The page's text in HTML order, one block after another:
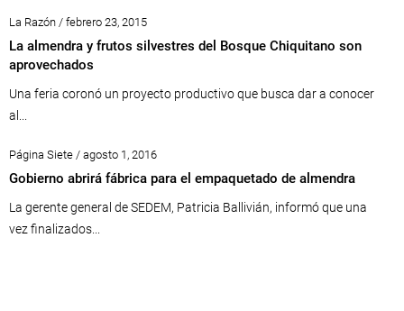
La Razón / febrero 23, 2015
La almendra y frutos silvestres del Bosque Chiquitano son
aprovechados
Una feria coronó un proyecto productivo que busca dar a conocer
al...
Página Siete / agosto 1, 2016
Gobierno abrirá fábrica para el empaquetado de almendra
La gerente general de SEDEM, Patricia Ballivián, informó que una
vez finalizados...